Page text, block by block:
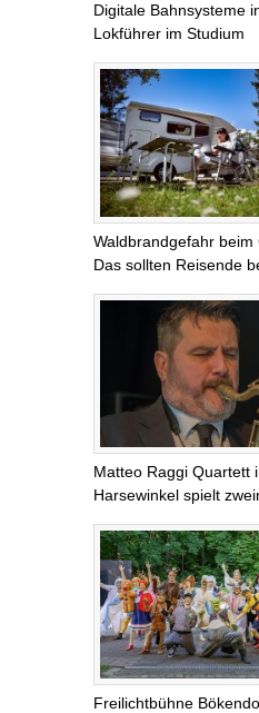
Digitale Bahnsysteme
Lokführer im Studium
Waldbrandgefahr beim
Das sollten Reisende
Matteo Raggi Quartett
Harsewinkel spielt
Freilichtbühne